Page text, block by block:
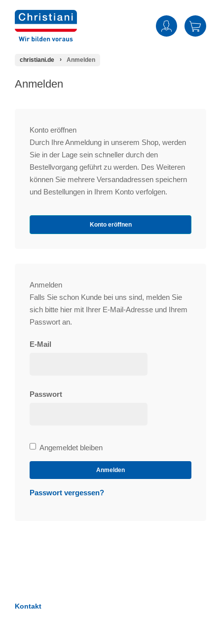
christiani.de Anmelden
Anmelden
Konto eröffnen
Durch Ihre Anmeldung in unserem Shop, werden
Sie in der Lage sein schneller durch den
Bestellvorgang geführt zu werden. Des Weiteren
können Sie mehrere Versandadressen speichern
und Bestellungen in Ihrem Konto verfolgen.
Konto eröffnen
Anmelden
Falls Sie schon Kunde bei uns sind, melden Sie
sich bitte hier mit Ihrer E-Mail-Adresse und Ihrem
Passwort an.
E-Mail
Passwort
Bleibe
angemeldet
Angemeldet bleiben
Anmelden
Passwort vergessen?
Kontakt